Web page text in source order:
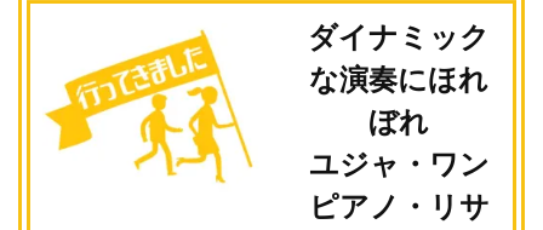
ダイナミック
な演奏にほれ
ぼれ
ユジャ・ワン
ピアノ・リサ